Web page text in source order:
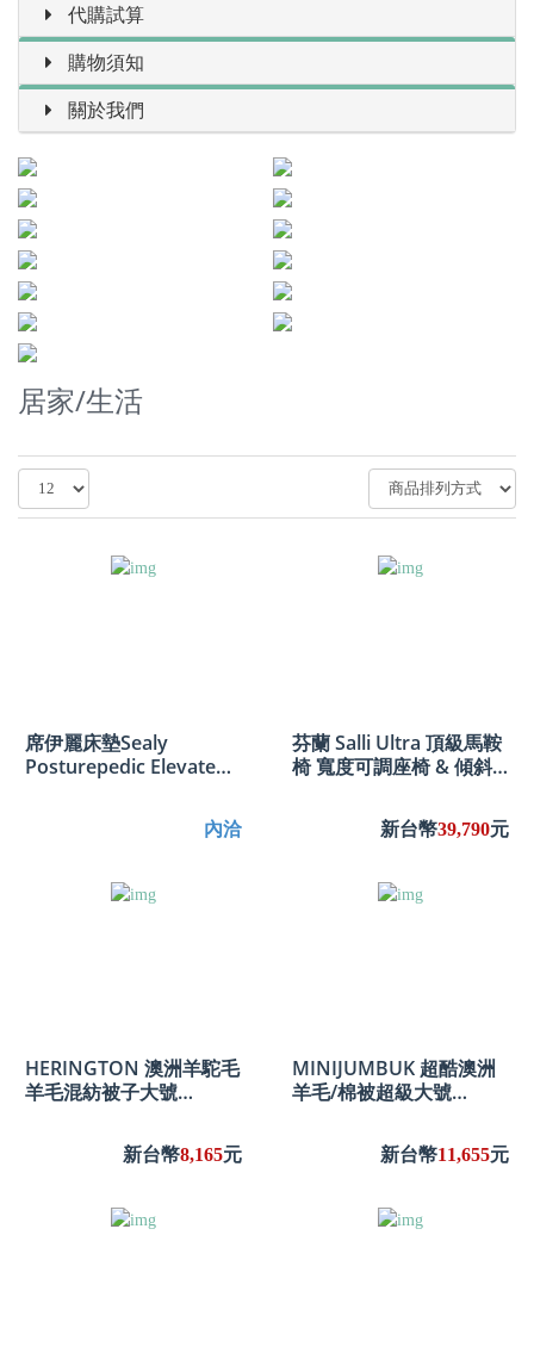
代購試算
購物須知
關於我們
居家/生活
席伊麗床墊Sealy
Posturepedic Elevate
內洽
芬蘭 Salli Ultra 頂級馬鞍
椅 寬度可調座椅 & 傾斜
新台幣39,790元
HERINGTON 澳洲羊駝毛
羊毛混紡被子大號
WOOL BLEND QUILT
新台幣8,165元
MINIJUMBUK 超酷澳洲
羊毛/棉被超級大號
AUSTRALIAN
WOOL/COTTON QUILT
新台幣11,655元